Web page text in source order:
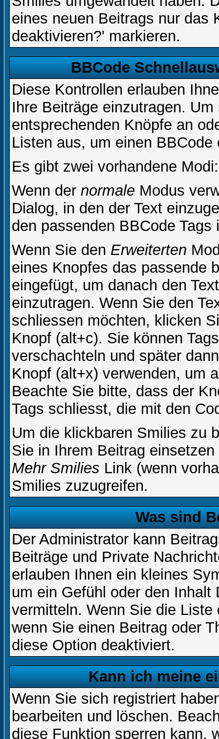
eines neuen Beitrags nur das
deaktivieren?' markieren.
BBCode
Diese Kontrollen erlauben
Ihre Beiträge einzutragen.
entsprechenden Knöpfe an
Listen aus, um einen BBCode
Es gibt zwei vorhandene
Wenn der normale Modus
Dialog, in den der Text
den passenden BBCode
Wenn Sie den Erweiterten
eines Knopfes das passende
eingefügt, um danach den
einzutragen. Wenn Sie den
schliessen möchten, klicken
Knopf (alt+c). Sie können
verschachteln und später
Knopf (alt+x) verwenden, um
Beachte Sie bitte, dass der
Tags schliesst, die mit den
Um die klickbaren Smilies zu
Sie in Ihrem Beitrag
Mehr Smilies Link (wenn
Smilies zuzugreifen.
Was sind
Der Administrator kann
Beiträge und Private
erlauben Ihnen ein kleines
um ein Gefühl oder den
vermitteln. Wenn Sie die
wenn Sie einen Beitrag oder
diese Option deaktiviert.
Kann ich meine
Wenn Sie sich registriert
bearbeiten und löschen.
diese Funktion sperren kann,